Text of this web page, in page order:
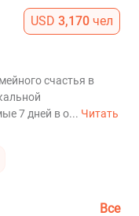
USD 3,170 чел
счастья в
7 дней в о... Читать
Все